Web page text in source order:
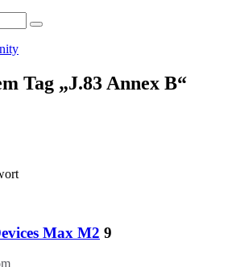
Tag „J.83 Annex B“
Max M2 9